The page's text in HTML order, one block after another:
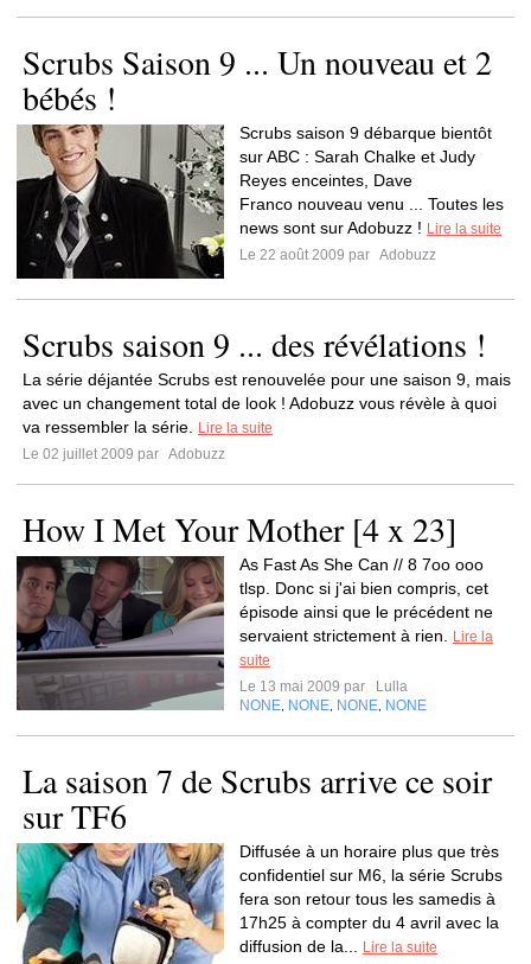
Scrubs Saison 9 ... Un nouveau et 2
bébés !
Scrubs saison 9 débarque bientôt
sur ABC : Sarah Chalke et Judy
Reyes enceintes, Dave
Franco nouveau venu ... Toutes les
news sont sur Adobuzz ! Lire la suite
Le 22 août 2009 par Adobuzz
Scrubs saison 9 ... des révélations !
La série déjantée Scrubs est renouvelée pour une saison 9, mais
avec un changement total de look ! Adobuzz vous révèle à quoi
va ressembler la série.
Lire la suite
Le 02 juillet 2009 par Adobuzz
How I Met Your Mother [4 x 23]
As Fast As She Can // 8 7oo ooo
tlsp. Donc si j'ai bien compris, cet
épisode ainsi que le précédent ne
servaient strictement à rien.
Lire la
suite
Le 13 mai 2009 par
Lulla
NONE NONE NONE NONE
La saison 7 de Scrubs arrive ce soir
sur TF6
Diffusée à un horaire plus que très
confidentiel sur M6, la série Scrubs
fera son retour tous les samedis à
17h25 à compter du 4 avril avec la
diffusion de la...
Lire la suite